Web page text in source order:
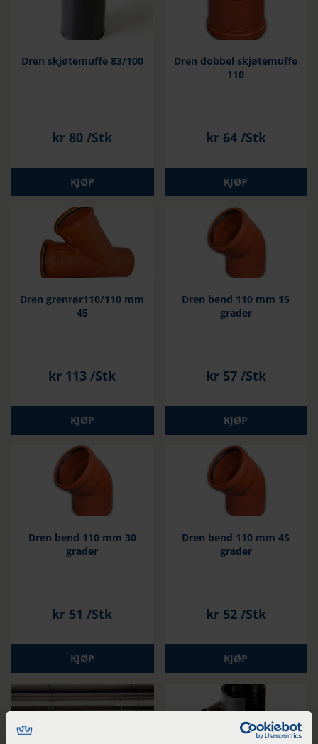
Dren skjøtemuffe 83/100
kr 80 /Stk
KJØP
Dren dobbel skjøtemuffe
110
kr64/Stk
KJØP
Dren grenrør110/110 mm
45
kr 113 /Stk
KJØP
Dren bend 110 mm 15
grader
kr57/Stk
KJØP
Dren bend 110 mm 30
grader
kr 51 /Stk
KJØP
Dren bend 110 mm 45
grader
kr52/Stk
KJØP